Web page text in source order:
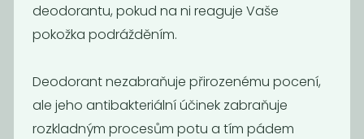
229
máta
deodorantu, pokud na ni reaguje Vaše
pokožka podrážděním.
Deodorant nezabraňuje přirozenému pocení,
ale jeho antibakteriální účinek zabraňuje
rozkladným procesům potu a tím pádem